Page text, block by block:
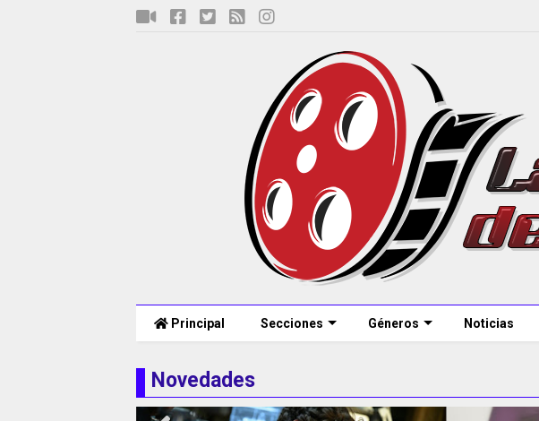
Principal Secciones Géneros Noticias
Novedades